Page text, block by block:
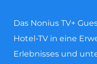
Das Nonius TV+
Hotel-TV in eine
Erlebnisses und